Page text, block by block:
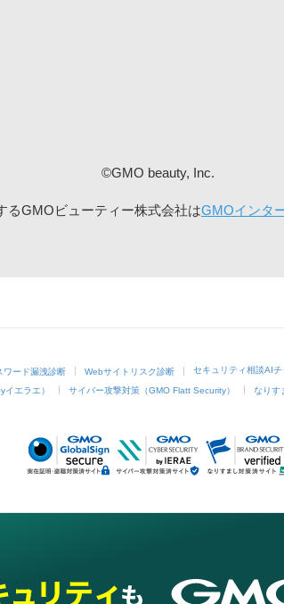
©GMO beauty, Inc.
るGMOビューティー株式会社はGMOインタ
ワード漏洩診断 Webサイトリスク診断 セキュリティ相談AIチ
エラエ） サイバー攻撃対策（GMO Flatt Security） なりす